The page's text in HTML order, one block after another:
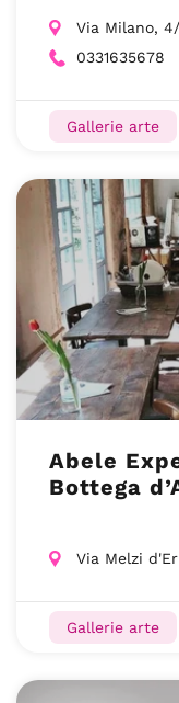
Via Milano,
0331635678
Gallerie arte
Abele
Bottega
Via Melzi
Gallerie arte